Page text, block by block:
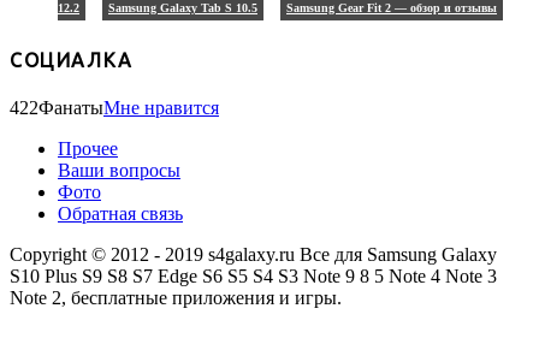
12.2 Samsung Galaxy Tab S 10.5 Samsung Gear Fit 2 — обзор и отзывы
СОЦИАЛКА
422ФанатыМне нравится
Прочее
Ваши вопросы
Фото
Обратная связь
Copyright © 2012 - 2019 s4galaxy.ru Все для Samsung Galaxy
S10 Plus S9 S8 S7 Edge S6 S5 S4 S3 Note 9 8 5 Note 4 Note 3
Note 2, бесплатные приложения и игры.